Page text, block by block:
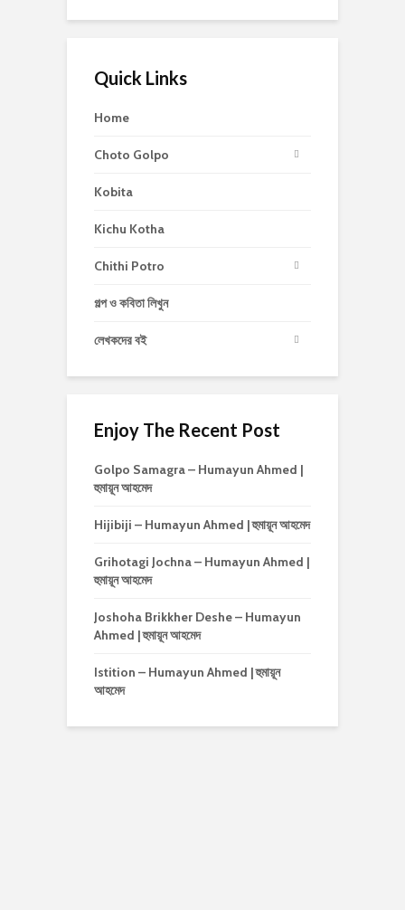
Quick Links
Home
Choto Golpo
Kobita
Kichu Kotha
Chithi Potro
গল্প ও কবিতা লিখুন
লেখকদের বই
Enjoy The Recent Post
Golpo Samagra – Humayun Ahmed |
হুমায়ূন আহমেদ
Hijibiji – Humayun Ahmed | হুমায়ূন আহমেদ
Grihotagi Jochna – Humayun Ahmed |
হুমায়ূন আহমেদ
Joshoha Brikkher Deshe – Humayun
Ahmed | হুমায়ূন আহমেদ
Istition – Humayun Ahmed | হুমায়ূন
আহমেদ